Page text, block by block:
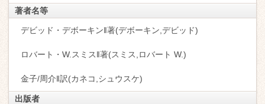
著者名等
デビッド・デボーキン‖著(デボーキン,デビッド)
ロバート・W.スミス‖著(スミス,ロバート W.)
金子/周介‖訳(カネコ,シュウスケ)
出版者